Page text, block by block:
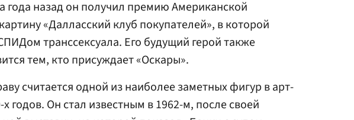
года назад он получил премию Американской
«Далласский клуб покупателей», в которой
транссексуала. Его будущий герой также
тем, кто присуждает «Оскары».
считается одной из наиболее заметных фигур в арт-
годов. Он стал известным в 1962-м, после своей